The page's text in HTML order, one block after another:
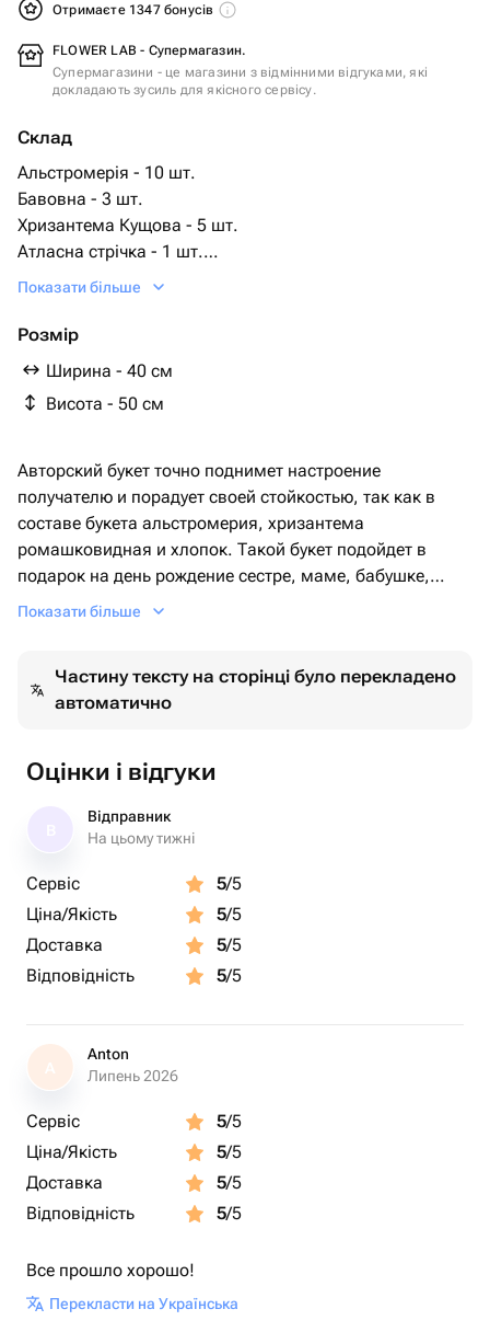
Отримаєте 1347 бонусів
FLOWER LAB - Супермагазин.
Супермагазини - це магазини з відмінними відгуками, які
докладають зусиль для якісного сервісу.
Склад
Альстромерія - 10 шт.
Бавовна - 3 шт.
Хризантема Кущова - 5 шт.
Атласна стрічка - 1 шт.
Дизайнерська упаковка - 2 шт.
Показати більше
Розмір
Ширина - 40 см
Висота - 50 см
Авторский букет точно поднимет настроение
получателю и порадует своей стойкостью, так как в
составе букета альстромерия, хризантема
ромашковидная и хлопок. Такой букет подойдет в
подарок на день рождение сестре, маме, бабушке,
подруге.🫶
Показати більше
Частину тексту на сторінці було перекладено
автоматично
Оцінки і відгуки
Відправник
На цьому тижні
Сервіс 5/5
Ціна/Якість
5/5
Доставка
5/5
Відповідність
5/5
A
Anton
Липень 2026
Сервіс 5/5
Ціна/Якість
5/5
Доставка
5/5
Відповідність
5/5
Все прошло хорошо!
Перекласти на Українська